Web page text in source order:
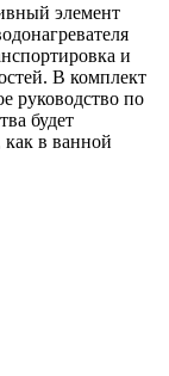
элемент
и
В комплект
руководство по
будет
как в ванной